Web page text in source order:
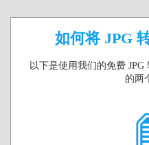
如何将 JPG
以下是使用我们的免费 JPG
的两